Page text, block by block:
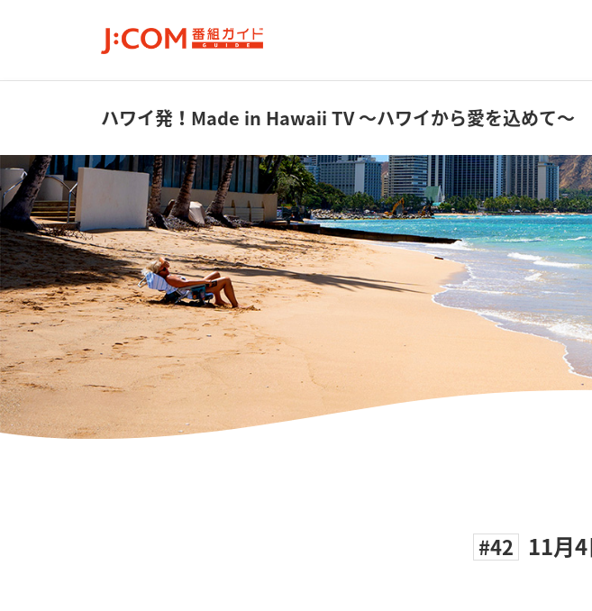
ハワイ発！Made in Hawaii TV～ハワイから愛を込めて～
#42 11月